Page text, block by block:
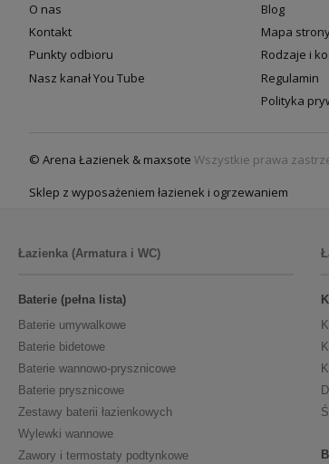
O nas
Kontakt
Punkty odbioru
Nasz kanał You Tube
Blog
Mapa
Rodzaje i
Regulamin
Polityka
© Arena Łazienek & maxsote Wszystkie prawa
Sklep z wyposażeniem łazienek i ogrzewaniem
Łazienka (Armatura i WC)
Baterie (pełna lista)
Baterie umywalkowe
Baterie bidetowe
Baterie wannowo-prysznicowe
Baterie prysznicowe
Zestawy baterii łazienkowych
Wylewki wannowe
Zawory i termostaty podtynkowe